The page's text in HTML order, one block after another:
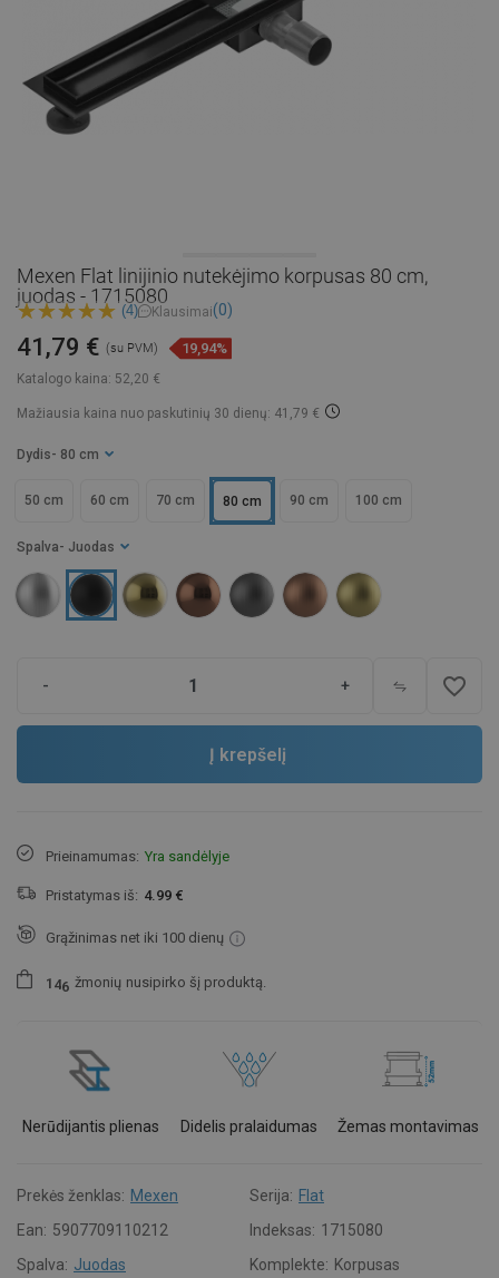
Mexen Flat linijinio nutekėjimo korpusas 80 cm,
juodas - 1715080
(4) Klausimai(0)
Katalogo kaina: 52,20 €
41,79 € (su PVM) 19,94%
Mažiausia kaina nuo paskutinių 30 dienų: 41,79 €
Dydis - 80 cm
50 cm 60 cm 70 cm 80 cm 90 cm 100 cm
Spalva - Juodas
- + favorite_border
Į krepšelį
Prieinamumas: Yra sandėlyje
Pristatymas iš: 4.99 €
Grąžinimas net iki 100 dienų
1 46 žmonių nusipirko šį produktą.
Nerūdijantis plienas Didelis pralaidumas Žemas montavimas
Prekės ženklas: Mexen Serija: Flat
Ean: 5907709110212 Indeksas: 1715080
Spalva: Juodas Komplekte: Korpusas